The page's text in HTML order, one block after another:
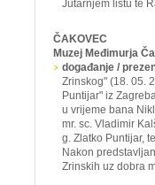
Jutarnjem listu te
ČAKOVEC
Muzej Međimurja
događanje /
Zrinskog" (18. 05.
Puntijar" iz
u vrijeme bana
mr. sc. Vladimir
g. Zlatko Puntijar,
Nakon
Zrinskih uz dobra